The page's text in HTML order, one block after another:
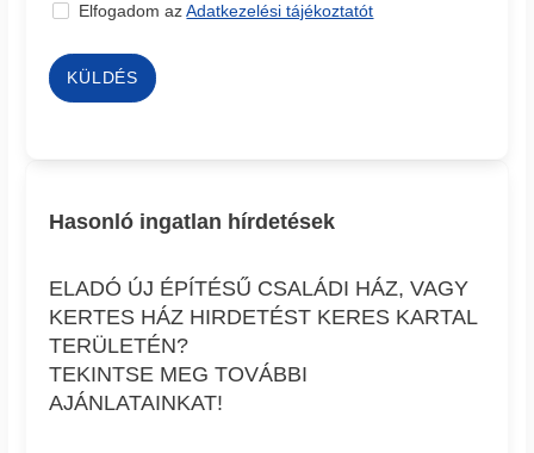
Elfogadom azAdatkezelési tájékoztatót
KÜLDÉS
Hasonló ingatlan hírdetések
ELADÓ ÚJ ÉPÍTÉSŰ CSALÁDI HÁZ, VAGY
KERTES HÁZ HIRDETÉST KERES KARTAL
TERÜLETÉN?
TEKINTSE MEG TOVÁBBI
AJÁNLATAINKAT!